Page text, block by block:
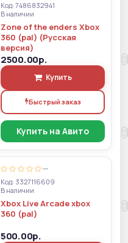
Код: 7486832941
В наличии
Zone of the enders Xbox
360 (pal) (Русская
версия)
2500.00р.
Купить
Быстрый заказ
Купить на Авито
—
Код: 3327116609
В наличии
Xbox Live Arcade xbox
360 (pal)
500.00р.